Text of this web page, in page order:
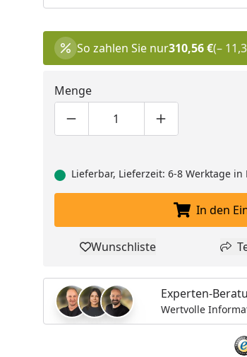
So zahlen Sie nur310,56 €(–
Menge
Produktmenge um eins
Produktmenge manuell
Produktmenge
Lieferbar, Lieferzeit: 6-8 Werktage in
In den
Produkt zur
Wunschliste
Experten-
Wertvolle